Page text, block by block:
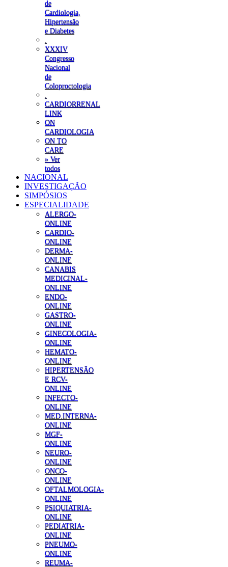
de
Cardiologia,
Hipertensão
e Diabetes
XXXIV
Congresso
Nacional
de
Coloproctologia
CARDIORRENAL
LINK
ON
CARDIOLOGIA
ON TO
CARE
» Ver
todos
NACIONAL
INVESTIGAÇÃO
SIMPÓSIOS
ESPECIALIDADE
ALERGO-
ONLINE
CARDIO-
ONLINE
DERMA-
ONLINE
CANABIS
MEDICINAL-
ONLINE
ENDO-
ONLINE
GASTRO-
ONLINE
GINECOLOGIA-
ONLINE
HEMATO-
ONLINE
HIPERTENSÃO
E RCV-
ONLINE
INFECTO-
ONLINE
MED.INTERNA-
ONLINE
MGF-
ONLINE
NEURO-
ONLINE
ONCO-
ONLINE
OFTALMOLOGIA-
ONLINE
PSIQUIATRIA-
ONLINE
PEDIATRIA-
ONLINE
PNEUMO-
ONLINE
REUMA-